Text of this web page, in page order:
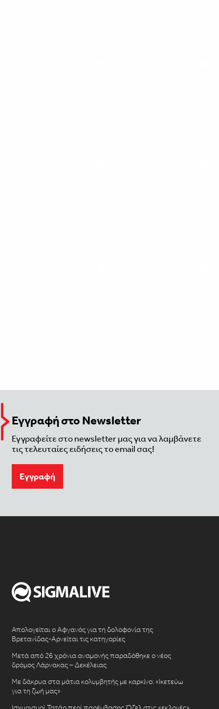
Εγγραφή στο Newsletter
Εγγραφείτε στο newsletter μας για να λαμβάνετε
τις τελευταίες ειδήσεις το email σας!
Eγγραφή
Απολογείται ο Αφγανός για τη δολοφονία της
Βρετανίδας-Αρνείται τις κατηγορίες
Μετά από 26 χρόνια αναμονής παραδόθηκε ο νέος
δρόμος Λάρνακας – Δεκέλειας
Με δάκρυα στα μάτια κολυμβητής με καρκίνο: «Ικετεύω
για τη ζωή μας»